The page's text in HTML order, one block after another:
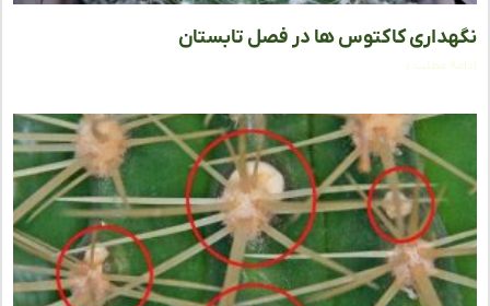
کاکتوس‌ ها در فصل تابستان
مطلب »